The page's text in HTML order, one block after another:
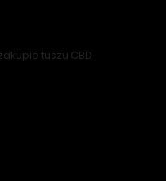
tuszu CBD